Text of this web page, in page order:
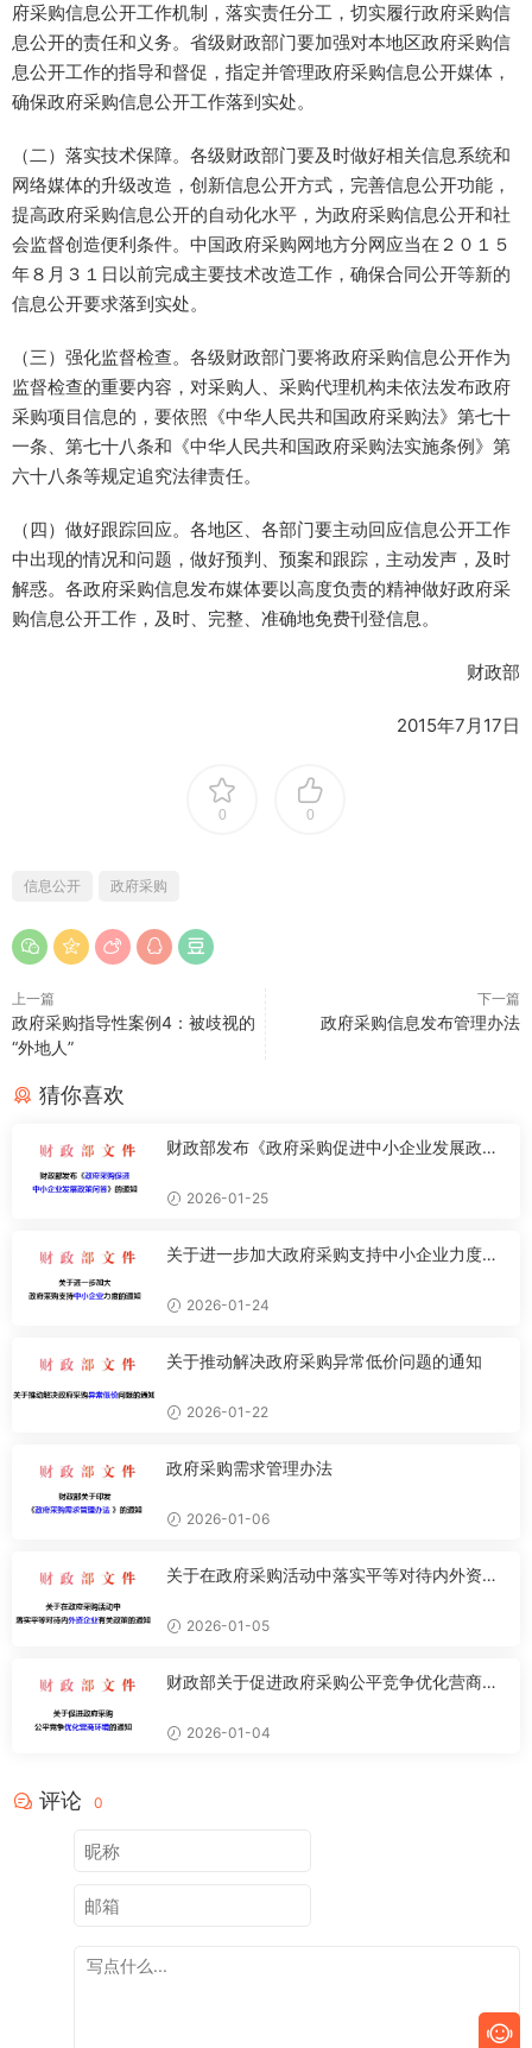
府采购信息公开工作机制，落实责任分工，切实履行政府采购信
息公开的责任和义务。省级财政部门要加强对本地区政府采购信
息公开工作的指导和督促，指定并管理政府采购信息公开媒体，
确保政府采购信息公开工作落到实处。
（二）落实技术保障。各级财政部门要及时做好相关信息系统和
网络媒体的升级改造，创新信息公开方式，完善信息公开功能，
提高政府采购信息公开的自动化水平，为政府采购信息公开和社
会监督创造便利条件。中国政府采购网地方分网应当在２０１５
年８月３１日以前完成主要技术改造工作，确保合同公开等新的
信息公开要求落到实处。
（三）强化监督检查。各级财政部门要将政府采购信息公开作为
监督检查的重要内容，对采购人、采购代理机构未依法发布政府
采购项目信息的，要依照《中华人民共和国政府采购法》第七十
一条、第七十八条和《中华人民共和国政府采购法实施条例》第
六十八条等规定追究法律责任。
（四）做好跟踪回应。各地区、各部门要主动回应信息公开工作
中出现的情况和问题，做好预判、预案和跟踪，主动发声，及时
解惑。各政府采购信息发布媒体要以高度负责的精神做好政府采
购信息公开工作，及时、完整、准确地免费刊登信息。
财政部
2015年7月17日
0 0
信息公开 政府采购
上一篇
政府采购指导性案例4：被歧视的
“外地人”
下一篇
政府采购信息发布管理办法
猜你喜欢
财政部发布《政府采购促进中小企业发展政策
2026-01-25
关于进一步加大政府采购支持中小企业力度的
2026-01-24
关于推动解决政府采购异常低价问题的通知
2026-01-22
政府采购需求管理办法
2026-01-06
关于在政府采购活动中落实平等对待内外资企
2026-01-05
财政部关于促进政府采购公平竞争优化营商环
2026-01-04
评论 0